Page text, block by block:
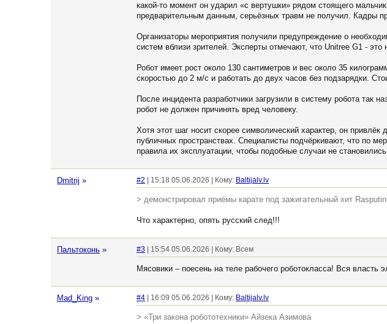
какой-то момент он ударил «с вертушки» рядом стоящего
предварительным данным, серьёзных травм не получил. Кадры
Организаторы мероприятия получили предупреждение о
систем вблизи зрителей. Эксперты отмечают, что Unitree G1 -
Робот имеет рост около 130 сантиметров и вес около 35
скоростью до 2 м/с и работать до двух часов без подзарядки.
После инцидента разработчики загрузили в систему робота так
робот не должен причинять вред человеку.
Хотя этот шаг носит скорее символический характер, он
публичных пространствах. Специалисты подчёркивают, что по
правила их эксплуатации, чтобы подобные случаи не
Dmitrij » #2 | 15:18 05.06.2026 | Кому: Baltijalv.lv
> демонстрировал приёмы карате под зажигательный хит
Что характерно, опять русский след!!!
Пальтоконь » #3 | 15:54 05.06.2026 | Кому: Всем
Мясовики – поесень на теле рабочего роботокласса! Вся власть
Mad_King » #4 | 16:09 05.06.2026 | Кому: Baltijalv.lv
> «Три закона робототехники» Айзека Азимова